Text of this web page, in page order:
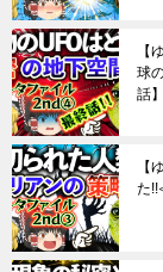
【
球
話
【
た